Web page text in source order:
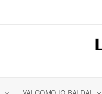
VALGOMOJO BALDAI